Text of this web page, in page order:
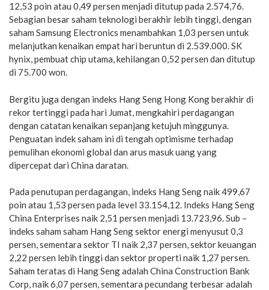
12,53 poin atau 0,49 persen menjadi ditutup pada 2.574,76.
Sebagian besar saham teknologi berakhir lebih tinggi, dengan
saham Samsung Electronics menambahkan 1,03 persen untuk
melanjutkan kenaikan empat hari beruntun di 2.539.000. SK
hynix, pembuat chip utama, kehilangan 0,52 persen dan ditutup
di 75.700 won.
Bergitu juga dengan indeks Hang Seng Hong Kong berakhir di
rekor tertinggi pada hari Jumat, mengkahiri perdagangan
dengan catatan kenaikan sepanjang ketujuh minggunya.
Penguatan indek saham ini di tengah optimisme terhadap
pemulihan ekonomi global dan arus masuk uang yang
dipercepat dari China daratan.
Pada penutupan perdagangan, indeks Hang Seng naik 499,67
poin atau 1,53 persen pada level 33.154,12. Indeks Hang Seng
China Enterprises naik 2,51 persen menjadi 13.723,96. Sub –
indeks saham saham Hang Seng sektor energi menyusut 0,3
persen, sementara sektor TI naik 2,37 persen, sektor keuangan
2,22 persen lebih tinggi dan sektor properti naik 1,27 persen.
Saham teratas di Hang Seng adalah China Construction Bank
Corp, naik 6,07 persen, sementara pecundang terbesar adalah